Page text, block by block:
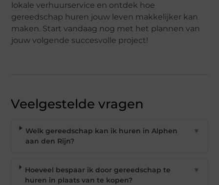
lokale verhuurservice en ontdek hoe
gereedschap huren jouw leven makkelijker kan
maken. Start vandaag nog met het plannen van
jouw volgende succesvolle project!
Veelgestelde vragen
Welk gereedschap kan ik huren in Alphen
aan den Rijn?
▼
Hoeveel bespaar ik door gereedschap te
huren in plaats van te kopen?
▼